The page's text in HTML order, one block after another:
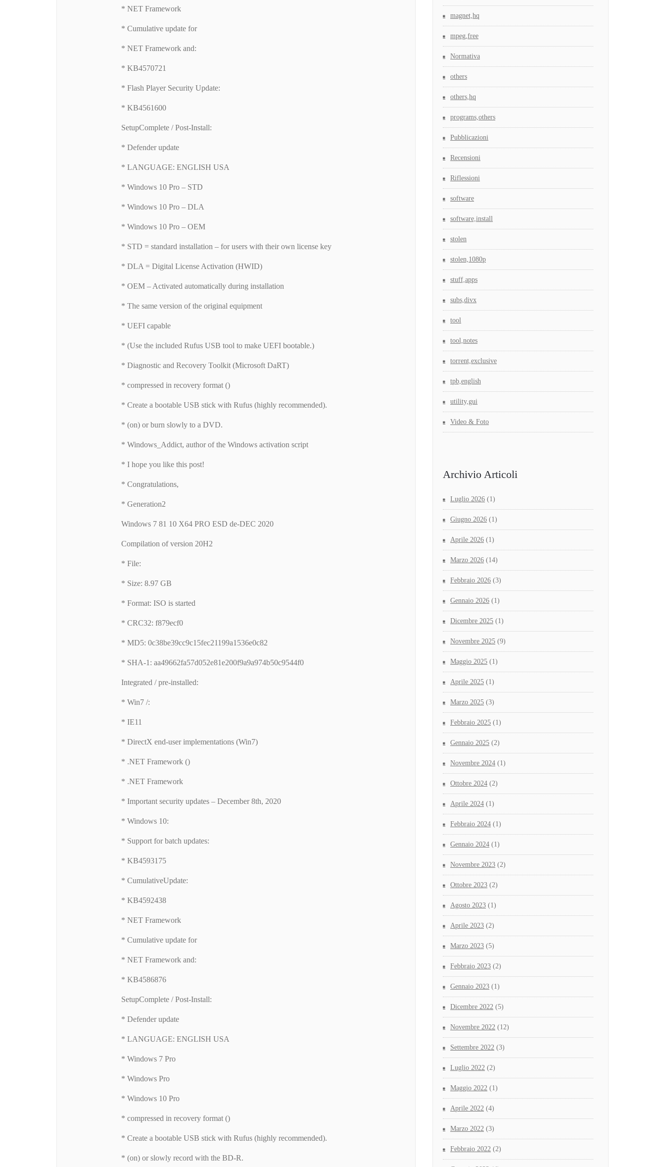
* NET Framework
* Cumulative update for
* NET Framework and:
* KB4570721
* Flash Player Security Update:
* KB4561600
SetupComplete / Post-Install:
* Defender update
* LANGUAGE: ENGLISH USA
* Windows 10 Pro – STD
* Windows 10 Pro – DLA
* Windows 10 Pro – OEM
* STD = standard installation – for users with their own license key
* DLA = Digital License Activation (HWID)
* OEM – Activated automatically during installation
* The same version of the original equipment
* UEFI capable
* (Use the included Rufus USB tool to make UEFI bootable.)
* Diagnostic and Recovery Toolkit (Microsoft DaRT)
* compressed in recovery format ()
* Create a bootable USB stick with Rufus (highly recommended).
* (on) or burn slowly to a DVD.
* Windows_Addict, author of the Windows activation script
* I hope you like this post!
* Congratulations,
* Generation2
Windows 7 81 10 X64 PRO ESD de-DEC 2020
Compilation of version 20H2
* File:
* Size: 8.97 GB
* Format: ISO is started
* CRC32: f879ecf0
* MD5: 0c38be39cc9c15fec21199a1536e0c82
* SHA-1: aa49662fa57d052e81e200f9a9a974b50c9544f0
Integrated / pre-installed:
* Win7 /:
* IE11
* DirectX end-user implementations (Win7)
* .NET Framework ()
* .NET Framework
* Important security updates – December 8th, 2020
* Windows 10:
* Support for batch updates:
* KB4593175
* CumulativeUpdate:
* KB4592438
* NET Framework
* Cumulative update for
* NET Framework and:
* KB4586876
SetupComplete / Post-Install:
* Defender update
* LANGUAGE: ENGLISH USA
* Windows 7 Pro
* Windows Pro
* Windows 10 Pro
* compressed in recovery format ()
* Create a bootable USB stick with Rufus (highly recommended).
* (on) or slowly record with the BD-R.
magnet,hq
mpeg,free
Normativa
others
others,hq
programs,others
Pubblicazioni
Recensioni
Riflessioni
software
software,install
stolen
stolen,1080p
stuff,apps
subs,divx
tool
tool,notes
torrent,exclusive
tpb,english
utility,gui
Video & Foto
Archivio Articoli
Luglio 2026 (1)
Giugno 2026 (1)
Aprile 2026 (1)
Marzo 2026 (14)
Febbraio 2026 (3)
Gennaio 2026 (1)
Dicembre 2025 (1)
Novembre 2025 (9)
Maggio 2025 (1)
Aprile 2025 (1)
Marzo 2025 (3)
Febbraio 2025 (1)
Gennaio 2025 (2)
Novembre 2024 (1)
Ottobre 2024 (2)
Aprile 2024 (1)
Febbraio 2024 (1)
Gennaio 2024 (1)
Novembre 2023 (2)
Ottobre 2023 (2)
Agosto 2023 (1)
Aprile 2023 (2)
Marzo 2023 (5)
Febbraio 2023 (2)
Gennaio 2023 (1)
Dicembre 2022 (5)
Novembre 2022 (12)
Settembre 2022 (3)
Luglio 2022 (2)
Maggio 2022 (1)
Aprile 2022 (4)
Marzo 2022 (3)
Febbraio 2022 (2)